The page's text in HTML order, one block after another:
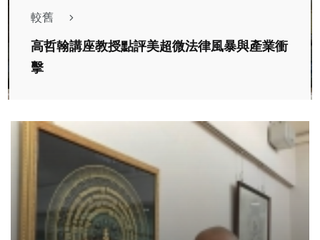
較舊
高哲翰講座教授點評美超微法律風暴與產業衝
擊